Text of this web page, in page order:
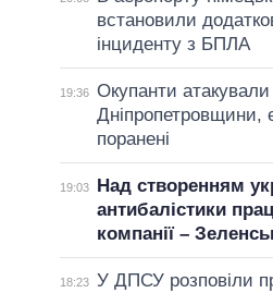
встановили
інциденту з БПЛА
19:36 Окупанти
Дніпропетровщини,
поранені
19:03
Над створенням
антибалістики
компанії –
18:23 У ДПСУ розповіли